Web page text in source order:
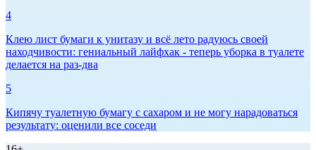
4
Клею лист бумаги к унитазу и всё лето радуюсь своей
находчивости: гениальный лайфхак - теперь уборка в туалете
делается на раз-два
5
Кипячу туалетную бумагу с сахаром и не могу нарадоваться
результату: оценили все соседи